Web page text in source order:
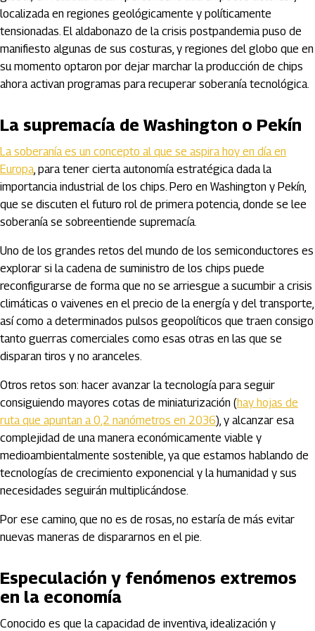
localizada en regiones geológicamente y políticamente
tensionadas. El aldabonazo de la crisis postpandemia puso de
manifiesto algunas de sus costuras, y regiones del globo que en
su momento optaron por dejar marchar la producción de chips
ahora activan programas para recuperar soberanía tecnológica.
La supremacía de Washington o Pekín
La soberanía es un concepto al que se aspira hoy en día en
Europa, para tener cierta autonomía estratégica dada la
importancia industrial de los chips. Pero en Washington y Pekín,
que se discuten el futuro rol de primera potencia, donde se lee
soberanía se sobreentiende supremacía.
Uno de los grandes retos del mundo de los semiconductores es
explorar si la cadena de suministro de los chips puede
reconfigurarse de forma que no se arriesgue a sucumbir a crisis
climáticas o vaivenes en el precio de la energía y del transporte,
así como a determinados pulsos geopolíticos que traen consigo
tanto guerras comerciales como esas otras en las que se
disparan tiros y no aranceles.
Otros retos son: hacer avanzar la tecnología para seguir
consiguiendo mayores cotas de miniaturización (hay hojas de
ruta que apuntan a 0,2 nanómetros en 2036), y alcanzar esa
complejidad de una manera económicamente viable y
medioambientalmente sostenible, ya que estamos hablando de
tecnologías de crecimiento exponencial y la humanidad y sus
necesidades seguirán multiplicándose.
Por ese camino, que no es de rosas, no estaría de más evitar
nuevas maneras de dispararnos en el pie.
Especulación y fenómenos extremos
en la economía
Conocido es que la capacidad de inventiva, idealización y